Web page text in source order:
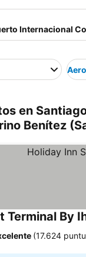
en
Benítez
Terminal By
(17.624